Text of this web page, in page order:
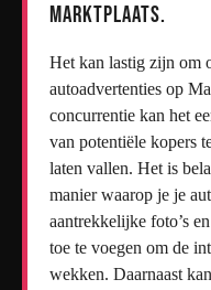
Marktplaats.
Het kan lastig zijn om
autoadvertenties op
concurrentie kan het
van potentiële kopers
laten vallen. Het is
manier waarop je je
aantrekkelijke foto’s
toe te voegen om de
wekken. Daarnaast